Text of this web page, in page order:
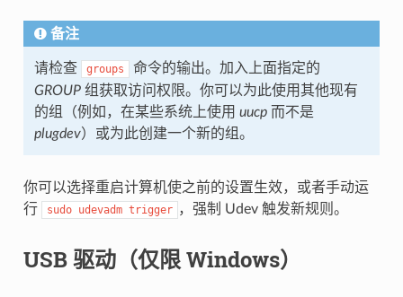
备注
请检查 groups
命令的输出。加入上面指定的
GROUP组获取访问权限。你可以为此使用其他现有
的组（例如，在某些系统上使用 uucp而不是
plugdev）或为此创建一个新的组。
你可以选择重启计算机使之前的设置生效，或者手动运
行
sudo udevadm trigger ，强制 Udev 触发新规则。
USB 驱动（仅限 Windows）